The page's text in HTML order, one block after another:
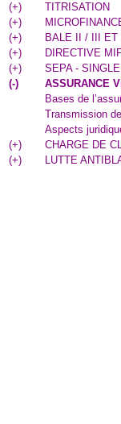
(+)
TITRISATION
(+)
(+)
BALE II / III ET
(+)
DIRECTIVE
(+)
SEPA -
(-)
ASSURANCE
Bases de
Transmission
Aspects
(+)
CHARGE DE
(+) LUTTE